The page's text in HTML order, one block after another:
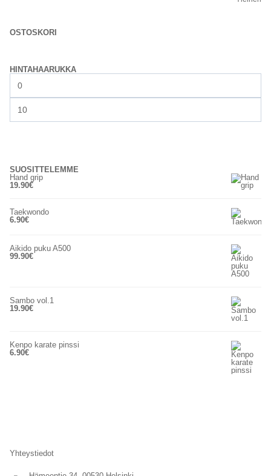
OSTOSKORI
HINTAHAARUKKA
Minimihinta
Maksimihinta
SUOSITTELEMME
Hand grip
19.90€
Taekwondo
6.90€
Aikido puku A500
99.90€
Sambo vol.1
19.90€
Kenpo karate pinssi
6.90€
Yhteystiedot